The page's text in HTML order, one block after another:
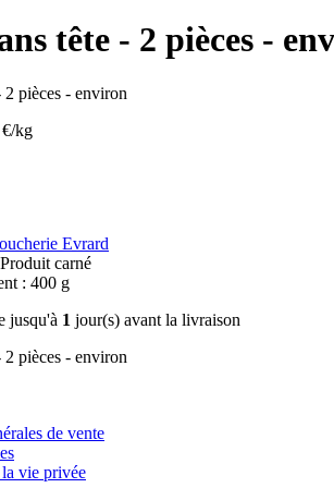
tête - 2 pièces -
kg
Evrard
carné
: 400 g
jusqu'à 1 jour(s) avant la livraison
de vente
vie privée